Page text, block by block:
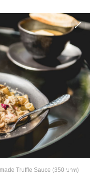
Truffle Sauce (350 บาท)